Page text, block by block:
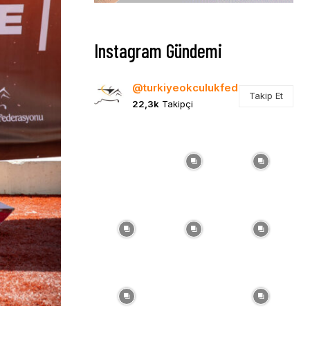
Instagram Gündemi
@turkiyeokculukfed
22,3k Takipçi
Takip Et